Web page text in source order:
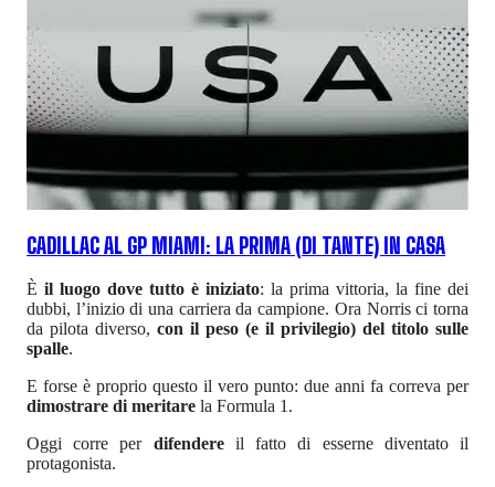
CADILLAC AL GP MIAMI: LA PRIMA (DI TANTE) IN CASA
È il luogo dove tutto è iniziato: la prima vittoria, la fine dei
dubbi, l’inizio di una carriera da campione. Ora Norris ci torna
da pilota diverso, con il peso (e il privilegio) del titolo sulle
spalle.
E forse è proprio questo il vero punto: due anni fa correva per
dimostrare di meritare la Formula 1.
Oggi corre per difendere il fatto di esserne diventato il
protagonista.